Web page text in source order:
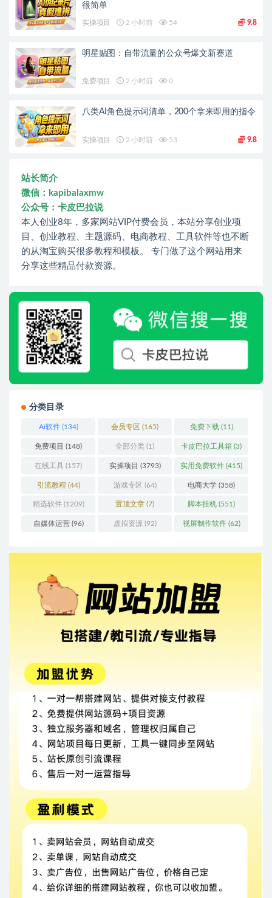
很简单
实操项目 2 小时前 54 9.8
明星贴图：自带流量的公众号爆文新赛道
免费项目 2 小时前 0
八类AI角色提示词清单，200个拿来即用的指令
实操项目 2 小时前 53 9.8
站长简介
微信：kapibalaxmw
公众号：卡皮巴拉说
本人创业8年，多家网站VIP付费会员，本站分享创业项
目、创业教程、主题源码、电商教程、工具软件等也不断
的从淘宝购买很多教程和模板。 专门做了这个网站用来
分享这些精品付款资源。
分类目录
Ai软件(134) 会员专区 (165) 免费下载 (11)
免费项目 (148) 全部分类 (1) 卡皮巴拉工具箱 (3)
在线工具 (157) 实操项目 (3793) 实用免费软件 (415)
引流教程 (44) 游戏专区 (64) 电商大学 (358)
精选软件(1209) 置顶文章 (7) 脚本挂机 (551)
自媒体运营(96) 虚拟资源 (92) 视屏制作软件(62)